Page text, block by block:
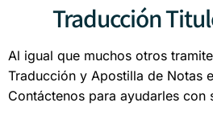
Traducción
Al igual que muchos otros
Traducción y Apostilla de Notas
Contáctenos para ayudarles con